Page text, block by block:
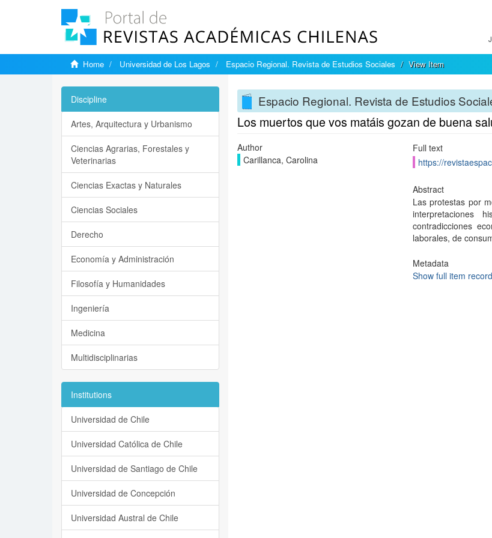
Home Universidad de Los Lagos Espacio Regional. Revista de Estudios Sociales View Item
Espacio Regional. Revista de Estudios
Los muertos que vos matáis gozan de buena
Author
Carillanca, Carolina
Full text
https://
Abstract
Las protestas por
interpretaciones
contradicciones
laborales, de
Metadata
Show full item record
Discipline
Artes, Arquitectura y Urbanismo
Ciencias Agrarias, Forestales y
Veterinarias
Ciencias Exactas y Naturales
Ciencias Sociales
Derecho
Economía y Administración
Filosofía y Humanidades
Ingeniería
Medicina
Multidisciplinarias
Institutions
Universidad de Chile
Universidad Católica de Chile
Universidad de Santiago de Chile
Universidad de Concepción
Universidad Austral de Chile